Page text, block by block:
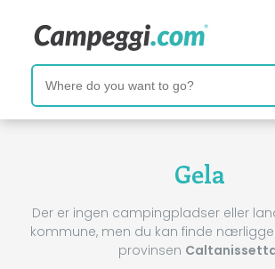
Gela
Der er ingen campingpladser eller
kommune, men du kan finde
provinsen